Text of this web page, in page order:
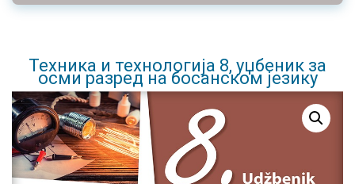
Техника и технологија 8, уџбеник за
осми разред на босанском језику